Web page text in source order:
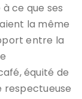
ce que ses
la même
entre la
équité de
respectueuse